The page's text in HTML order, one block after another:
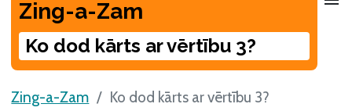
Zing-a-Zam
Ko dod kārts ar vērtību 3?
Zing-a-Zam Ko dod kārts ar vērtību 3?